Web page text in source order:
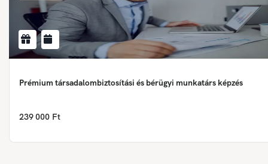
Prémium társadalombiztosítási és bérügyi munkatárs képzés
239 000 Ft